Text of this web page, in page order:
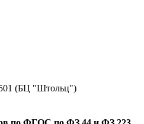
(БЦ "Штольц")